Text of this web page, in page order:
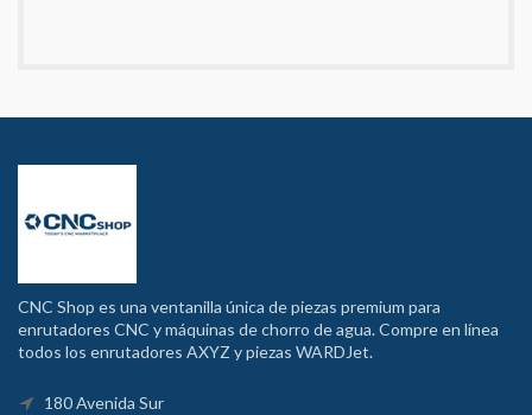
CNC Shop es una ventanilla única de piezas premium para
enrutadores CNC y máquinas de chorro de agua. Compre en línea
todos los enrutadores AXYZ y piezas WARDJet.
180 Avenida Sur